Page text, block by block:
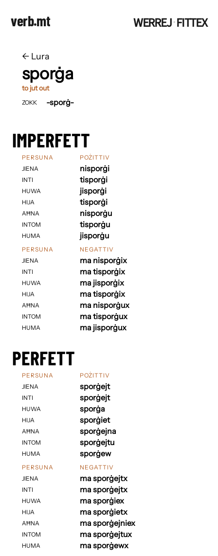
verb.mt WERREJ·FITTEX
← ​​Lura
sporġa
to jut out
ZOKK -sporġ-
IMPERFETT
PERSUNA
JIENA
INTI
HUWA
HIJA
AĦNA
INTOM
HUMA
POŻITTIV
nisporġi
tisporġi
jisporġi
tisporġi
nisporġu
tisporġu
jisporġu
PERSUNA
JIENA
INTI
HUWA
HIJA
AĦNA
INTOM
HUMA
NEGATTIV
ma nisporġix
ma tisporġix
ma jisporġix
ma tisporġix
ma nisporġux
ma tisporġux
ma jisporġux
PERFETT
PERSUNA
JIENA
INTI
HUWA
HIJA
AĦNA
INTOM
HUMA
POŻITTIV
sporġejt
sporġejt
sporġa
sporġiet
sporġejna
sporġejtu
sporġew
PERSUNA
JIENA
INTI
HUWA
HIJA
AĦNA
INTOM
HUMA
NEGATTIV
ma sporġejtx
ma sporġejtx
ma sporġiex
ma sporġietx
ma sporġejniex
ma sporġejtux
ma sporġewx